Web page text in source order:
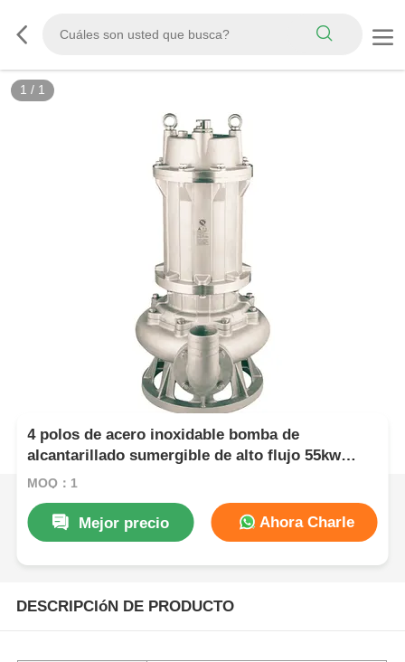
1 / 1
4 polos de acero inoxidable bomba de
alcantarillado sumergible de alto flujo 55kw
bomba de alcantarillado sumergible
MOQ：1
Mejor precio Ahora Charle
DESCRIPCIóN DE PRODUCTO